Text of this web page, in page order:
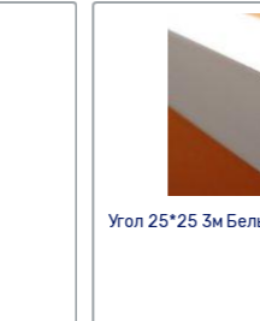
Угол 25*25 3м